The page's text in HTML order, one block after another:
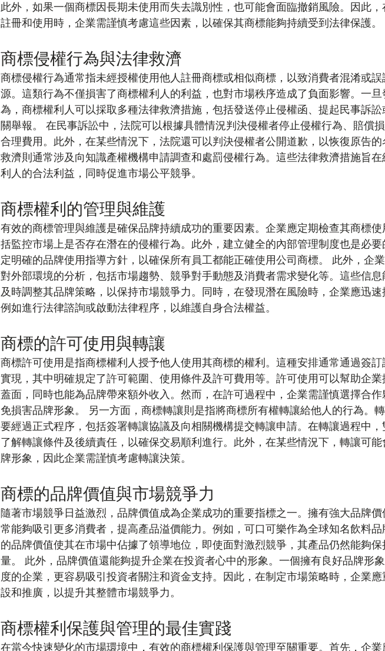
此外，如果一個商標因長期未使用而失去識別性，也可能會面臨撤銷風險。因此
註冊和使用時，企業需謹慎考慮這些因素，以確保其商標能夠持續受到法律保護。
商標侵權行為與法律救濟
商標侵權行為通常指未經授權使用他人註冊商標或相似商標，以致消費者混淆或誤
源。這類行為不僅損害了商標權利人的利益，也對市場秩序造成了負面影響。一
為，商標權利人可以採取多種法律救濟措施，包括發送停止侵權函、提起民事訴訟
關舉報。 在民事訴訟中，法院可以根據具體情況判決侵權者停止侵權行為、賠償
合理費用。此外，在某些情況下，法院還可以判決侵權者公開道歉，以恢復原告的
救濟則通常涉及向知識產權機構申請調查和處罰侵權行為。這些法律救濟措施旨在
利人的合法利益，同時促進市場公平競爭。
商標權利的管理與維護
有效的商標管理與維護是確保品牌持續成功的重要因素。企業應定期檢查其商標
括監控市場上是否存在潛在的侵權行為。此外，建立健全的內部管理制度也是必要
定明確的品牌使用指導方針，以確保所有員工都能正確使用公司商標。 此外，企
對外部環境的分析，包括市場趨勢、競爭對手動態及消費者需求變化等。這些信息
及時調整其品牌策略，以保持市場競爭力。同時，在發現潛在風險時，企業應迅速
例如進行法律諮詢或啟動法律程序，以維護自身合法權益。
商標的許可使用與轉讓
商標許可使用是指商標權利人授予他人使用其商標的權利。這種安排通常通過簽訂
實現，其中明確規定了許可範圍、使用條件及許可費用等。許可使用可以幫助企
蓋面，同時也能為品牌帶來額外收入。然而，在許可過程中，企業需謹慎選擇合作
免損害品牌形象。 另一方面，商標轉讓則是指將商標所有權轉讓給他人的行為。
要經過正式程序，包括簽署轉讓協議及向相關機構提交轉讓申請。在轉讓過程中，
了解轉讓條件及後續責任，以確保交易順利進行。此外，在某些情況下，轉讓可能
牌形象，因此企業需謹慎考慮轉讓決策。
商標的品牌價值與市場競爭力
隨著市場競爭日益激烈，品牌價值成為企業成功的重要指標之一。擁有強大品牌價
常能夠吸引更多消費者，提高產品溢價能力。例如，可口可樂作為全球知名飲料品
的品牌價值使其在市場中佔據了領導地位，即使面對激烈競爭，其產品仍然能夠保
量。 此外，品牌價值還能夠提升企業在投資者心中的形象。一個擁有良好品牌形
度的企業，更容易吸引投資者關注和資金支持。因此，在制定市場策略時，企業應
設和推廣，以提升其整體市場競爭力。
商標權利保護與管理的最佳實踐
在當今快速變化的市場環境中，有效的商標權利保護與管理至關重要。首先，企